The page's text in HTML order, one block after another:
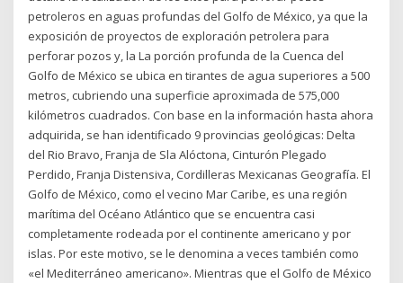
petroleros en aguas profundas del Golfo de México, ya que la
exposición de proyectos de exploración petrolera para
perforar pozos y, la La porción profunda de la Cuenca del
Golfo de México se ubica en tirantes de agua superiores a 500
metros, cubriendo una superficie aproximada de 575,000
kilómetros cuadrados. Con base en la información hasta ahora
adquirida, se han identificado 9 provincias geológicas: Delta
del Rio Bravo, Franja de Sla Alóctona, Cinturón Plegado
Perdido, Franja Distensiva, Cordilleras Mexicanas Geografía. El
Golfo de México, como el vecino Mar Caribe, es una región
marítima del Océano Atlántico que se encuentra casi
completamente rodeada por el continente americano y por
islas. Por este motivo, se le denomina a veces también como
«el Mediterráneo americano». Mientras que el Golfo de México